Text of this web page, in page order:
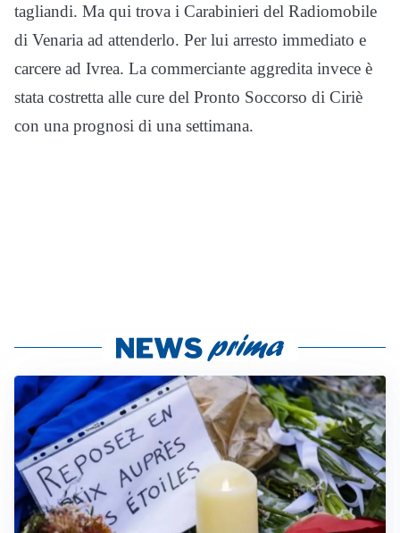
tagliandi. Ma qui trova i Carabinieri del Radiomobile
di Venaria ad attenderlo. Per lui arresto immediato e
carcere ad Ivrea. La commerciante aggredita invece è
stata costretta alle cure del Pronto Soccorso di Ciriè
con una prognosi di una settimana.